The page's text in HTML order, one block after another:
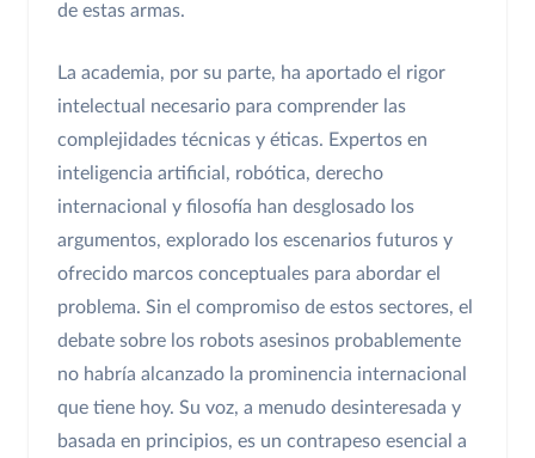
de estas armas.
La academia, por su parte, ha aportado el rigor
intelectual necesario para comprender las
complejidades técnicas y éticas. Expertos en
inteligencia artificial, robótica, derecho
internacional y filosofía han desglosado los
argumentos, explorado los escenarios futuros y
ofrecido marcos conceptuales para abordar el
problema. Sin el compromiso de estos sectores, el
debate sobre los robots asesinos probablemente
no habría alcanzado la prominencia internacional
que tiene hoy. Su voz, a menudo desinteresada y
basada en principios, es un contrapeso esencial a